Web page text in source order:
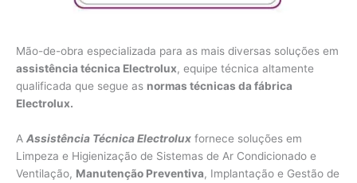
Mão-de-obra especializada para as mais diversas soluções em
assistência técnica Electrolux, equipe técnica altamente
qualificada que segue as normas técnicas da fábrica
Electrolux.
A Assistência Técnica Electrolux fornece soluções em
Limpeza e Higienização de Sistemas de Ar Condicionado e
Ventilação, Manutenção Preventiva, Implantação e Gestão de